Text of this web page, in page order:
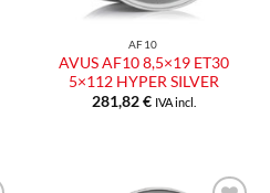
AF10
AVUS AF10 8,5×19 ET30
5×112 HYPER SILVER
281,82€ IVA incl.